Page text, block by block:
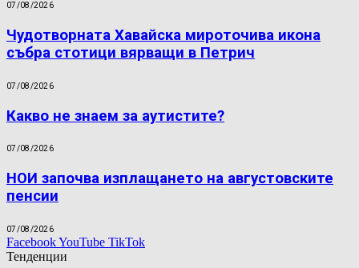
07/08/2026
Чудотворната Хавайска мироточива икона
събра стотици вярващи в Петрич
07/08/2026
Какво не знаем за аутистите?
07/08/2026
НОИ започва изплащането на августовските
пенсии
07/08/2026
FacebookYouTube TikTok
Тенденции